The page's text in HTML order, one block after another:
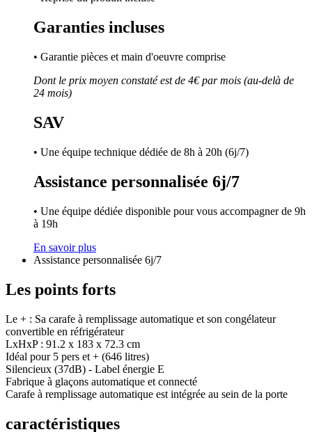
Garanties incluses
• Garantie pièces et main d'oeuvre comprise
Dont le prix moyen constaté est de 4€ par mois (au-delà de
24 mois)
SAV
• Une équipe technique dédiée de 8h à 20h (6j/7)
Assistance personnalisée 6j/7
• Une équipe dédiée disponible pour vous accompagner de 9h
à 19h
En savoir plus
Assistance personnalisée 6j/7
Les points forts
Le + : Sa carafe à remplissage automatique et son congélateur
convertible en réfrigérateur
LxHxP : 91.2 x 183 x 72.3 cm
Idéal pour 5 pers et + (646 litres)
Silencieux (37dB) - Label énergie E
Fabrique à glaçons automatique et connecté
Carafe à remplissage automatique est intégrée au sein de la porte
caractéristiques